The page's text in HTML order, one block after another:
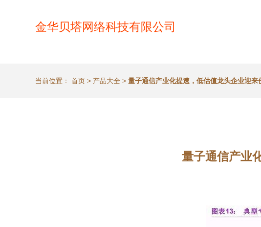
金华贝塔网络科技有限公司
当前位置： 首页 > 产品大全 > 量子通信产业化提速，低估值龙头企业迎来
量子通信产业